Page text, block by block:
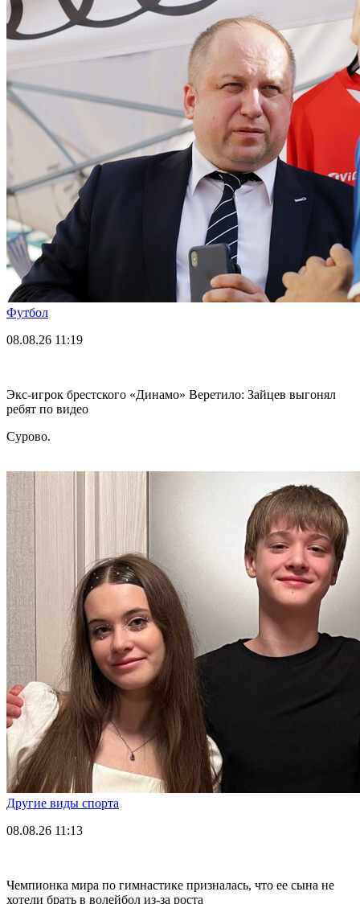
Футбол
08.08.26 11:19
Экс-игрок брестского «Динамо» Веретило: Зайцев выгонял
ребят по видео
Сурово.
Другие виды спорта
08.08.26 11:13
Чемпионка мира по гимнастике призналась, что ее сына не
хотели брать в волейбол из-за роста